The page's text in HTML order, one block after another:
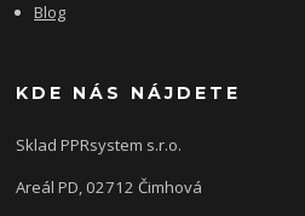
Blog
KDE NÁS NÁJDETE
Sklad PPRsystem s.r.o.
Areál PD, 02712 Čimhová